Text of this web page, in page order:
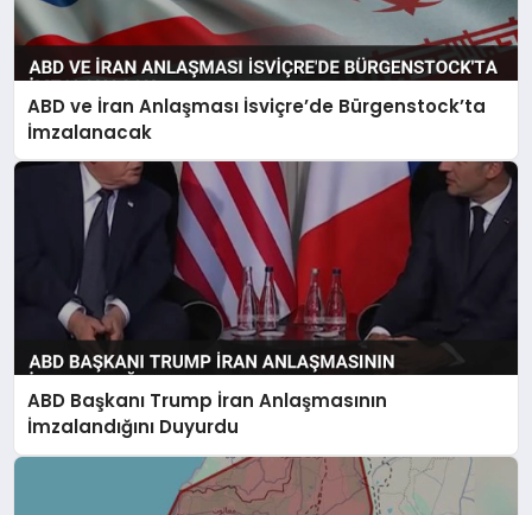
MAGAZIN
SAĞLIK
SIYASET
YAŞAM
ABD ve İran Anlaşması İsviçre’de Bürgenstock’ta
İmzalanacak
ABD Başkanı Trump İran Anlaşmasının
İmzalandığını Duyurdu